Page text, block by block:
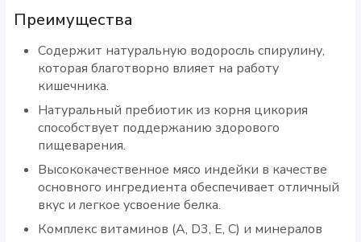
Преимущества
Содержит натуральную водоросль спирулину,
которая благотворно влияет на работу
кишечника.
Натуральный пребиотик из корня цикория
способствует поддержанию здорового
пищеварения.
Высококачественное мясо индейки в качестве
основного ингредиента обеспечивает отличный
вкус и легкое усвоение белка.
Комплекс витаминов (A, D3, E, C) и минералов